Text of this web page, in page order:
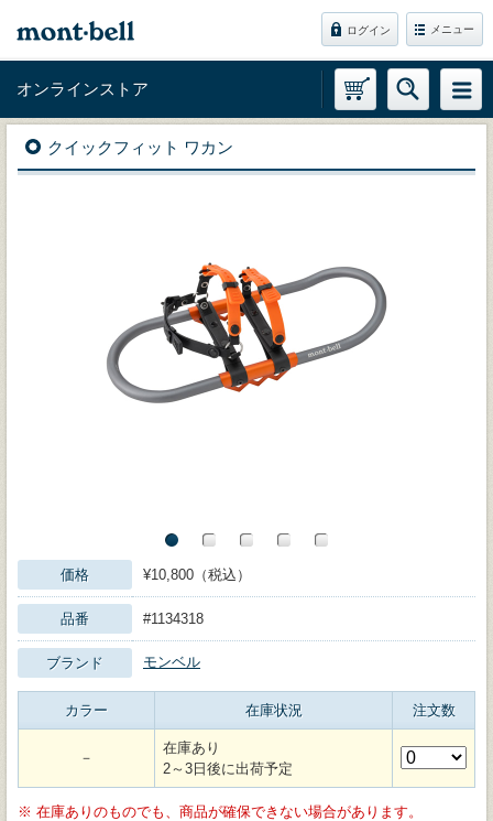
ログイン メニュー
オンラインストア
クイックフィット ワカン
価格 ¥10,800（税込）
品番 #1134318
ブランド モンベル
カラー 在庫状況 注文数
－
在庫あり
2～3日後に出荷予定
※ 在庫ありのものでも、商品が確保できない場合があります。